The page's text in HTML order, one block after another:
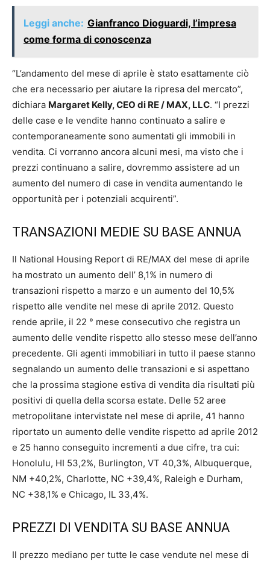
Leggi anche: Gianfranco Dioguardi, l’impresa
come forma di conoscenza
“L’andamento del mese di aprile è stato esattamente ciò
che era necessario per aiutare la ripresa del mercato”,
dichiara Margaret Kelly, CEO di RE / MAX, LLC. “I prezzi
delle case e le vendite hanno continuato a salire e
contemporaneamente sono aumentati gli immobili in
vendita. Ci vorranno ancora alcuni mesi, ma visto che i
prezzi continuano a salire, dovremmo assistere ad un
aumento del numero di case in vendita aumentando le
opportunità per i potenziali acquirenti”.
TRANSAZIONI MEDIE SU BASE ANNUA
Il National Housing Report di RE/MAX del mese di aprile
ha mostrato un aumento dell’ 8,1% in numero di
transazioni rispetto a marzo e un aumento del 10,5%
rispetto alle vendite nel mese di aprile 2012. Questo
rende aprile, il 22 ° mese consecutivo che registra un
aumento delle vendite rispetto allo stesso mese dell’anno
precedente. Gli agenti immobiliari in tutto il paese stanno
segnalando un aumento delle transazioni e si aspettano
che la prossima stagione estiva di vendita dia risultati più
positivi di quella della scorsa estate. Delle 52 aree
metropolitane intervistate nel mese di aprile, 41 hanno
riportato un aumento delle vendite rispetto ad aprile 2012
e 25 hanno conseguito incrementi a due cifre, tra cui:
Honolulu, HI 53,2%, Burlington, VT 40,3%, Albuquerque,
NM +40,2%, Charlotte, NC +39,4%, Raleigh e Durham,
NC +38,1% e Chicago, IL 33,4%.
PREZZI DI VENDITA SU BASE ANNUA
Il prezzo mediano per tutte le case vendute nel mese di